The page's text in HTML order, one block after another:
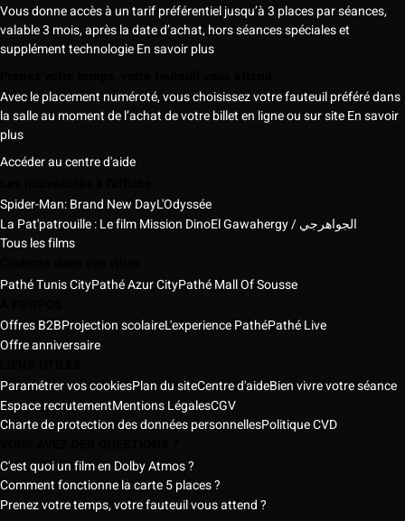
Vous donne accès à un tarif préférentiel jusqu’à 3 places par séances,
valable 3 mois, après la date d’achat, hors séances spéciales et
supplément technologieEn savoir plus
Avec le placement numéroté, vous choisissez votre fauteuil préféré dans
la salle au moment de l’achat de votre billet en ligne ou sur siteEn savoir
plus
Accéder au centre d'aide
Spider-Man: Brand New DayL'Odyssée
La Pat'patrouille : Le film Mission Dino
El Gawahergy / الجواهرجي
Tous les films
Pathé Tunis CityPathé Azur CityPathé Mall Of Sousse
Offres B2BProjection scolaireL'experience PathéPathé Live
Offre anniversaire
Paramétrer vos cookiesPlan du siteCentre d'aideBien vivre votre séance
Espace recrutementMentions LégalesCGV
Charte de protection des données personnellesPolitique CVD
C'est quoi un film en Dolby Atmos ?
Comment fonctionne la carte 5 places ?
Prenez votre temps, votre fauteuil vous attend ?